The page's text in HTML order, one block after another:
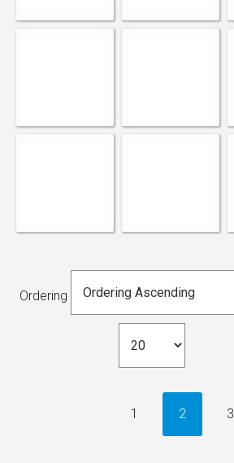
Ordering
1 2 3